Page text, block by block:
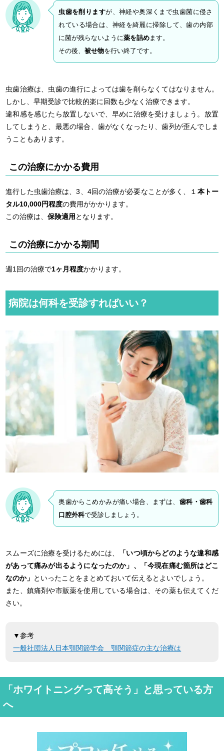
虫歯を削りますが、神経や奥深くまで虫歯菌に侵さ
れている場合は、神経を綺麗に掃除して、歯の内部
に菌が残らないように薬を詰めます。
その後、被せ物を行い終了です。
虫歯治療は、虫歯の進行によっては歯を削らなくてはなりません。
しかし、早期受診で比較的楽に回数も少なく治療できます。
違和感を感じたら放置しないで、早めに治療を受けましょう。放置
してしまうと、最悪の場合、歯がなくなったり、歯列が歪んでしま
うこともあります。
この治療にかかる費用
進行した虫歯治療は、3、4回の治療が必要なことが多く、１ 本トー
タル10,000円程度の費用がかかります。
この治療は、保険適用 となります。
この治療にかかる期間
週1回の治療で1ヶ月程度かかります。
病院は何科を受診すればいい？
奥歯からこめかみが痛い場合、まずは、 歯科・歯科
口腔外科で受診しましょう。
スムーズに治療を受けるためには、
「いつ頃からどのような違和感
があって痛みが出るようになったのか」、「今現在痛む箇所はどこ
なのか」 といったことをまとめておいて伝えるとよいでしょう。
また、鎮痛剤や市販薬を使用している場合は、その薬も伝えてくだ
さい。
▼参考
一般社団法人日本顎関節学会 顎関節症の主な治療は
「ホワイトニングって高そう」と思っている方
へ